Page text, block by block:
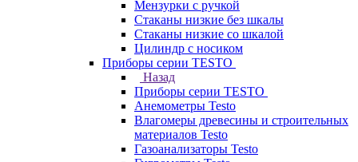
Мензурки с ручкой
Стаканы низкие без шкалы
Стаканы низкие со шкалой
Цилиндр с носиком
Приборы серии TESTO
Назад
Приборы серии TESTO
Анемометры Testo
Влагомеры древесины и строительных
материалов Testo
Газоанализаторы Testo